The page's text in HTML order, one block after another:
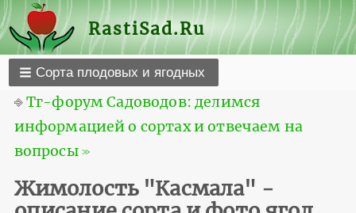
RastiSad.Ru
Сорта плодовых и ягодных
⎆Тг-форум Садоводов: делимся
информацией о сортах и отвечаем на
вопросы ≫
Жимолость "Касмала" -